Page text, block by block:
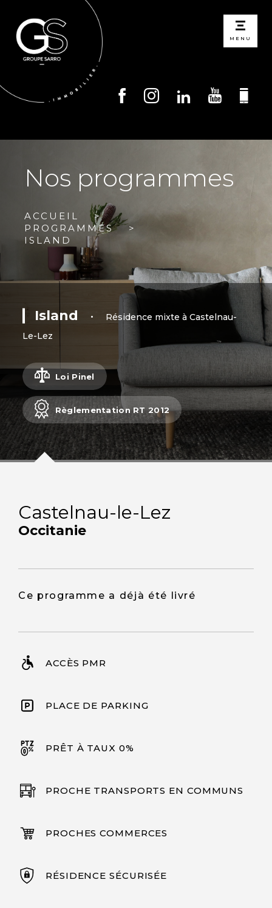
MENU
Nos programmes
ACCUEIL
PROGRAMMES
ISLAND
Island •
Résidence mixte à Castelnau-
Le-Lez
Loi Pinel
Règlementation RT 2012
Castelnau-le-Lez
Occitanie
Ce programme a déjà été livré
ACCÈS PMR
PLACE DE PARKING
PRÊT À TAUX 0%
PROCHE TRANSPORTS EN COMMUNS
PROCHES COMMERCES
RÉSIDENCE SÉCURISÉE